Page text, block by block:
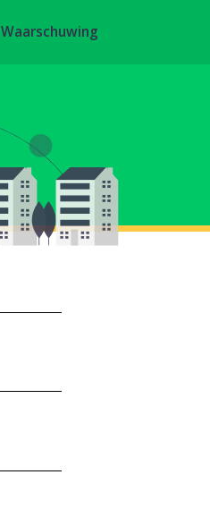
Waarschuwing